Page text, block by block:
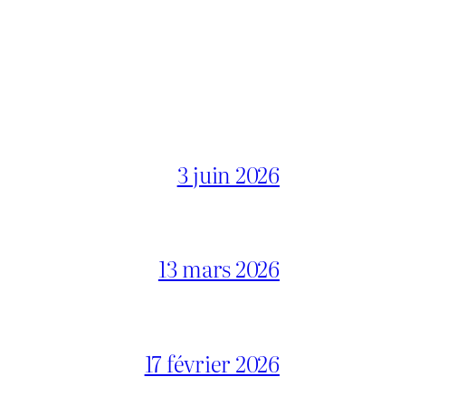
3 juin 2026
13 mars 2026
17 février 2026